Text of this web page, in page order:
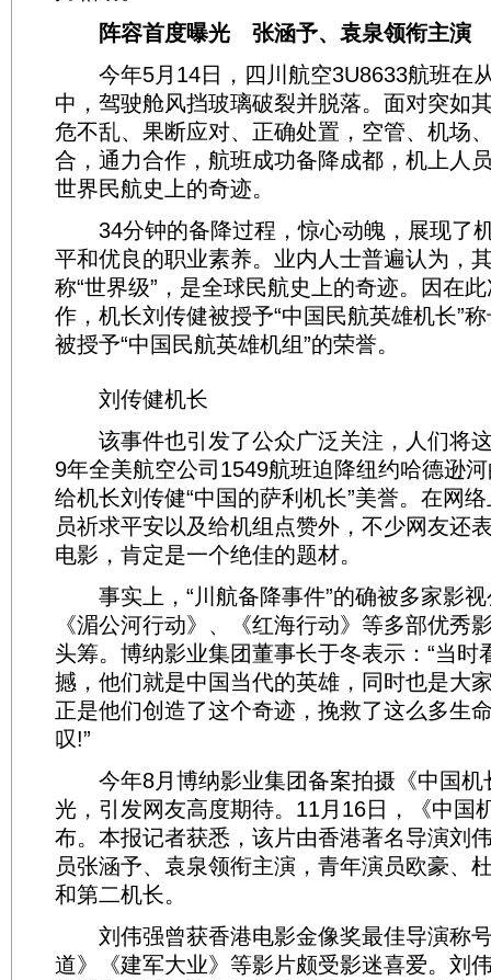
阵容首度曝光 张涵予、袁泉领衔主演
今年5月14日，四川航空3U8633航班在
中，驾驶舱风挡玻璃破裂并脱落。面对突如
危不乱、果断应对、正确处置，空管、机场
合，通力合作，航班成功备降成都，机上人
世界民航史上的奇迹。
34分钟的备降过程，惊心动魄，展现了
平和优良的职业素养。业内人士普遍认为，
称“世界级”，是全球民航史上的奇迹。因在
作，机长刘传健被授予“中国民航英雄机长”
被授予“中国民航英雄机组”的荣誉。
刘传健机长
该事件也引发了公众广泛关注，人们将
9年全美航空公司1549航班迫降纽约哈德逊
给机长刘传健“中国的萨利机长”美誉。在网
员祈求平安以及给机组点赞外，不少网友还
电影，肯定是一个绝佳的题材。
事实上，“川航备降事件”的确被多家影视
《湄公河行动》、《红海行动》等多部优秀
头筹。博纳影业集团董事长于冬表示：“当时
撼，他们就是中国当代的英雄，同时也是大
正是他们创造了这个奇迹，挽救了这么多生
叹!”
今年8月博纳影业集团备案拍摄《中国机
光，引发网友高度期待。11月16日，《中国
布。本报记者获悉，该片由香港著名导演刘
员张涵予、袁泉领衔主演，青年演员欧豪、
和第二机长。
刘伟强曾获香港电影金像奖最佳导演称
道》《建军大业》等影片颇受影迷喜爱。刘